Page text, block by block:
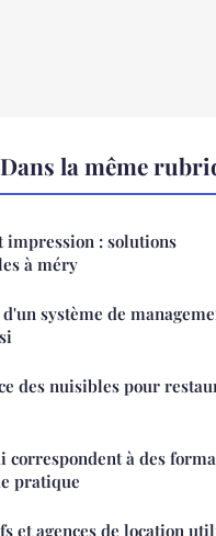
la même
: solutions
à méry
système de
des nuisibles pour
correspondent à des
pratique
et agences de location